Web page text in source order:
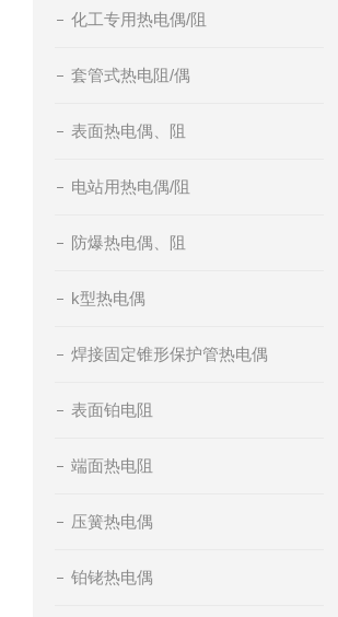
化工专用热电偶/阻
套管式热电阻/偶
表面热电偶、阻
电站用热电偶/阻
防爆热电偶、阻
k型热电偶
焊接固定锥形保护管热电偶
表面铂电阻
端面热电阻
压簧热电偶
铂铑热电偶